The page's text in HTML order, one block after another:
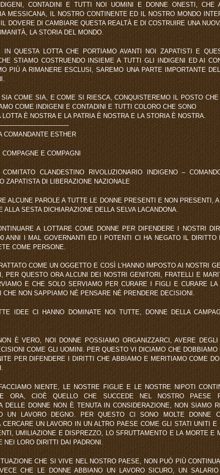
CONTADINI E TUTTI NOI UOMINI E DONNE ONESTI, CHE
MESSICANA, IL NOSTRO CONTINENTE ED IL NOSTRO MONDO
IL DOVERE DI CAMBIARE QUESTA REALTÀ E DI COSTRUIRE UNA
LA STORIA DEL MONDO.
IN QUESTA LOTTA CHE PORTIAMO AVANTI NOI ZAPATISTI E
STIAMO COSTRUENDO INSIEME A TUTTI GLI INDIGENI ED AI
PIÙ A RIMANERE ESCLUSI, SAREMO UNA PARTE IMPORTANTE
SIA COME SIA, E COME SI RIESCA, CONQUISTEREMO IL POSTO
COME INDIGENI E CONTADINI E TUTTI COLORO CHE SONO
LOTTA È NOSTRA E LA PATRIA È NOSTRA E LA STORIA È NOSTRA.
COMANDANTE ESTHER
COMPAGNE E COMPAGNI
CLANDESTINO RIVOLUZIONARIO INDIGENO –
ZAPATISTA DI LIBERAZIONE NAZIONALE
ALCUNE PAROLE A TUTTE LE DONNE PRESENTI E NON PRESENTI,
ALLA SESTA DICHIARAZIONE DELLA SELVA LACANDONA.
A LOTTARE COME DONNE PER DIFENDERE I NOSTRI
ANNI I MAL GOVERNANTI ED I POTENTI CI HA NEGATO IL DIRITTO
COME PERSONE.
COME UN OGGETTO E COSÌ L’HANNO IMPOSTO AI NOSTRI
PER QUESTO ORA ALCUNI DEI NOSTRI GENITORI, FRATELLI E
E CHE SOLO SERVIAMO PER CURARE I FIGLI E CURARE
CHE NON SAPPIAMO NÉ PENSARE NÉ PRENDERE DECISIONI.
IDEE CI HANNO DOMINATE NOI TUTTE, DONNE DELLA
È VERO, NOI DONNE POSSIAMO ORGANIZZARCI, AVERE
COME GLI UOMINI. PER QUESTO VI DICIAMO CHE DOBBIAMO
PER DIFENDERE I DIRITTI CHE ABBIAMO E MERITIAMO COME
NIENTE, LE NOSTRE FIGLIE E LE NOSTRE NIPOTI
ORA, CIOÈ QUELLO CHE SUCCEDE NEL NOSTRO PAESE
DELLE DONNE NON È TENUTA IN CONSIDERAZIONE, NON SIAMO
UN LAVORO DEGNO. PER QUESTO CI SONO MOLTE DONNE
CERCARE UN LAVORO IN UN ALTRO PAESE COME GLI STATI UNITI E
UMILIAZIONE E DISPREZZO, LO SFRUTTAMENTO E LA MORTE E
NEI LORO DIRITTI DAI PADRONI.
CHE SI VIVE NEL NOSTRO PAESE, NON PUÒ PIÙ
CHE LE DONNE ABBIANO UN LAVORO SICURO, UN